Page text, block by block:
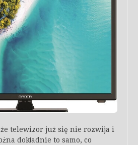
telewizor już się nie rozwija i
dokładnie to samo, co